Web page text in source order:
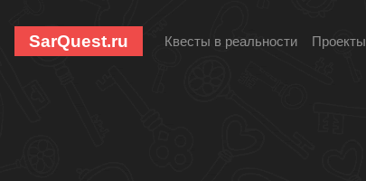
SarQuest.ru Квесты в реальности Проекты